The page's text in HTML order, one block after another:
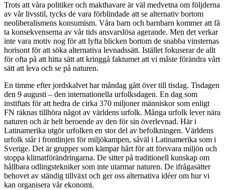
Trots att våra politiker och makthavare är väl medvetna om följderna
av vår livsstil, tycks de vara förblindade att se alternativ bortom
neoliberalismens konsumism. Våra barn och barnbarn kommer att få
ta konsekvenserna av vår tids ansvarslösa agerande. Men det verkar
inte vara motiv nog för att lyfta blicken bortom de snabba vinsternas
horisont för att söka alternativa levnadssätt. Istället fokuserar de allt
för ofta på att hitta sätt att kringgå faktumet att vi måste förändra vårt
sätt att leva och se på naturen.
En timme efter jordskalvet har måndag gått över till tisdag. Tisdagen
den 9 augusti – den internationella urfolksdagen. En dag som
instiftats för att hedra de cirka 370 miljoner människor som enligt
FN räknas tillhöra något av världens urfolk. Många urfolk lever nära
naturen och är helt beroende av den för sin överlevnad. Här i
Latinamerika utgör urfolken en stor del av befolkningen. Världens
urfolk står i frontlinjen för miljökampen, såväl i Latinamerika som i
Sverige. Det är grupper som kämpar hårt för att försvara miljön och
stoppa klimatförändringarna. De sitter på traditionell kunskap om
hållbara odlingstekniker som inte utarmar naturen. De ifrågasätter
behovet av ständig tillväxt och ger oss alternativa idéer om hur vi
kan organisera vår ekonomi.